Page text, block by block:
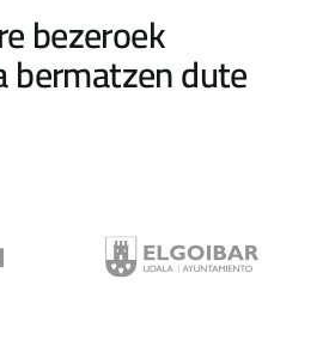
bezeroek
bermatzen dute